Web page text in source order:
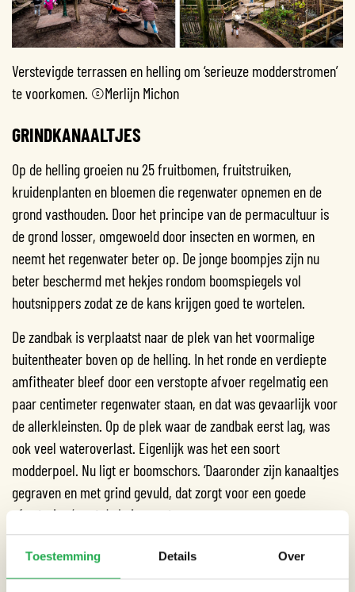
Toestemming Details Over
Verstevigde terrassen en helling om ‘serieuze modderstromen’
te voorkomen. ©Merlijn Michon
GRINDKANAALTJES
Op de helling groeien nu 25 fruitbomen, fruitstruiken,
kruidenplanten en bloemen die regenwater opnemen en de
grond vasthouden. Door het principe van de permacultuur is
de grond losser, omgewoeld door insecten en wormen, en
neemt het regenwater beter op. De jonge boompjes zijn nu
beter beschermd met hekjes rondom boomspiegels vol
houtsnippers zodat ze de kans krijgen goed te wortelen.
De zandbak is verplaatst naar de plek van het voormalige
buitentheater boven op de helling. In het ronde en verdiepte
amfitheater bleef door een verstopte afvoer regelmatig een
paar centimeter regenwater staan, en dat was gevaarlijk voor
de allerkleinsten. Op de plek waar de zandbak eerst lag, was
ook veel wateroverlast. Eigenlijk was het een soort
modderpoel. Nu ligt er boomschors. ‘Daaronder zijn kanaaltjes
gegraven en met grind gevuld, dat zorgt voor een goede
afwatering,’ zegt de huismeester.
SPELEN MET REGENWATER